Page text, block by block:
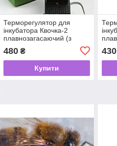
Терморегулятор для
інкубатора Квочка-2
плавнозагасаючий (з
480₴
Купити
430